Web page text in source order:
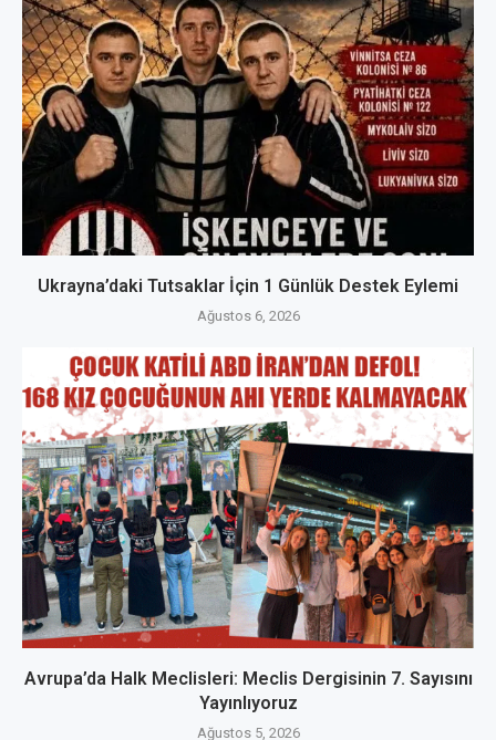
Ukrayna’daki Tutsaklar İçin 1 Günlük Destek Eylemi
Ağustos 6, 2026
Avrupa’da Halk Meclisleri: Meclis Dergisinin 7. Sayısını
Yayınlıyoruz
Ağustos 5, 2026